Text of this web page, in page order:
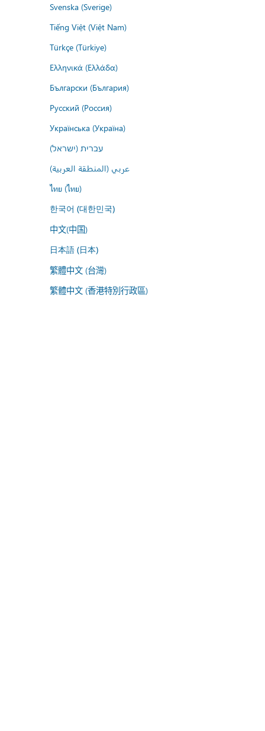
Svenska (Sverige)
Tiếng Việt (Việt Nam)
Türkçe (Türkiye)
Ελληνικά (Ελλάδα)
Български (България)
Русский (Россия)
Українська (Україна)
עברית (ישראל)
عربي (المنطقة العربية)
ไทย (ไทย)
한국어 (대한민국)
中文(中国)
日本語 (日本)
繁體中文 (台灣)
繁體中文 (香港特別行政區)